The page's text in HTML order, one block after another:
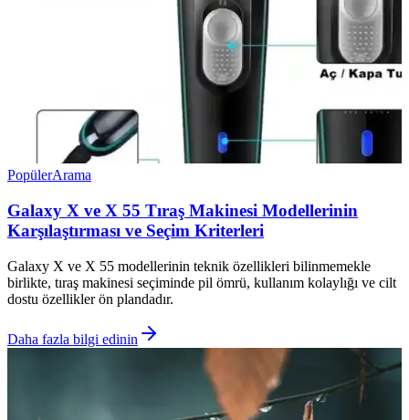
PopülerArama
Galaxy X ve X 55 Tıraş Makinesi Modellerinin
Karşılaştırması ve Seçim Kriterleri
Galaxy X ve X 55 modellerinin teknik özellikleri bilinmemekle
birlikte, tıraş makinesi seçiminde pil ömrü, kullanım kolaylığı ve cilt
dostu özellikler ön plandadır.
Daha fazla bilgi edinin